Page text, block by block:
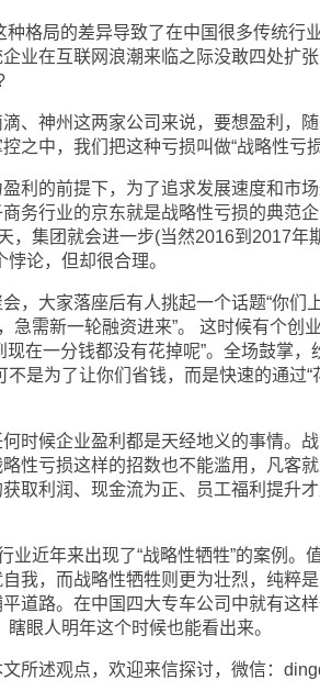
局的差异导致了在中国很多传统行
业在互联网浪潮来临之际没敢四处扩
神州这两家公司来说，要想盈利，随
之中，我们把这种亏损叫做“战略性亏损
的前提下，为了追求发展速度和市场
务行业的京东就是战略性亏损的典范
，集团就会进一步(当然2016到2017年
论，但却很合理。
大家落座后有人挑起一个话题“你们
急需新一轮融资进来”。 这时候有个创
在一分钱都没有花掉呢”。全场鼓掌，
是为了让你们省钱，而是快速的通过“
候企业盈利都是天经地义的事情。
性亏损这样的招数也不能滥用，凡客
取利润、现金流为正、员工福利提升
近年来出现了“战略性牺牲”的案例。
我，而战略性牺牲则更为壮烈，纯粹是
道路。在中国四大专车公司中就有这
眼人明年这个时候也能看出来。
述观点，欢迎来信探讨，微信：